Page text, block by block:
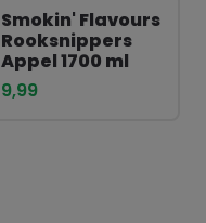
Smokin' Flavours
Rooksnippers
Appel 1700 ml
9,99